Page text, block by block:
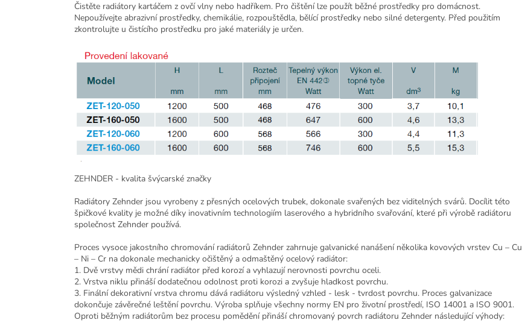
Čistěte radiátory kartáčem z ovčí vlny nebo hadříkem. Pro čištění lze použít běžné prostředky pro domácnost.
Nepoužívejte abrazivní prostředky, chemikálie, rozpouštědla, bělící prostředky nebo silné detergenty. Před použitím
zkontrolujte u čistícího prostředku pro jaké materiály je určen.
ZEHNDER - kvalita švýcarské značky
Radiátory Zehnder jsou vyrobeny z přesných ocelových trubek, dokonale svařených bez viditelných svárů. Docílit této
špičkové kvality je možné díky inovativním technologiím laserového a hybridního svařování, které při výrobě radiátoru
společnost Zehnder používá.
Proces vysoce jakostního chromování radiátorů Zehnder zahrnuje galvanické nanášení několika kovových vrstev Cu – Cu
– Ni – Cr na dokonale mechanicky očištěný a odmaštěný ocelový radiátor:
1. Dvě vrstvy mědi chrání radiátor před korozí a vyhlazují nerovnosti povrchu oceli.
2. Vrstva niklu přináší dodatečnou odolnost proti korozi a zvyšuje hladkost povrchu.
3. Finální dekorativní vrstva chromu dává radiátoru výsledný vzhled - lesk - tvrdost povrchu. Proces galvanizace
dokončuje závěrečné leštění povrchu. Výroba splňuje všechny normy EN pro životní prostředí, ISO 14001 a ISO 9001.
Oproti běžným radiátorům bez procesu pomědění přináší chromovaný povrch radiátoru Zehnder následující výhody: